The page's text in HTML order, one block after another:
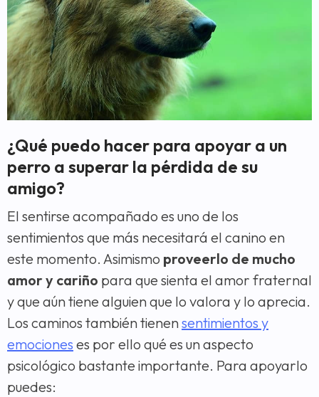
¿Qué puedo hacer para apoyar a un
perro a superar la pérdida de su
amigo?
El sentirse acompañado es uno de los
sentimientos que más necesitará el canino en
este momento. Asimismo proveerlo de mucho
amor y cariño para que sienta el amor fraternal
y que aún tiene alguien que lo valora y lo aprecia.
Los caminos también tienensentimientos y
emociones es por ello qué es un aspecto
psicológico bastante importante. Para apoyarlo
puedes: